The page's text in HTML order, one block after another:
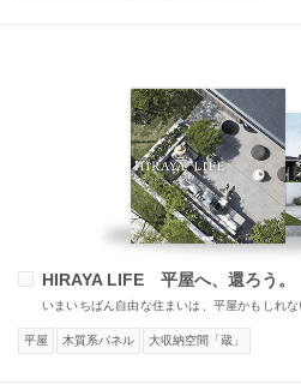
HIRAYA LIFE 平屋へ、還ろう。
いまいちばん自由な住まいは、平屋かもしれな
平屋 木質系パネル 大収納空間「蔵」